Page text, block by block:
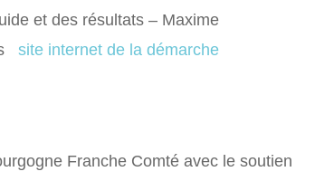
et des résultats – Maxime
site internet de la démarche
Franche Comté avec le soutien